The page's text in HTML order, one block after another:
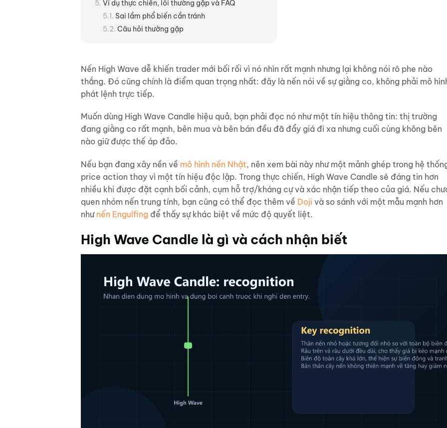
Ví dụ thực chiến, lỗi thường gặp và FAQ
Sai lầm phổ biến cần tránh
Câu hỏi thường gặp
Nến High Wave dễ khiến trader mới bối rối vì nó nhìn rất mạnh nhưng lại không nói rõ phe nào
thắng. Đó cũng chính là điểm quan trọng nhất: đây là nến nói về sự giằng co, không phải mô
phát lệnh trực tiếp.
Muốn dùng High Wave Candle hiệu quả, bạn phải đọc nó như một tín hiệu thông tin: thị trường
đang giằng co rất mạnh, bên mua và bên bán đều đã đẩy giá đi xa nhưng cuối cùng không bên
nào giữ được thế áp đảo.
Nếu bạn đang xây nền về mô hình nến Nhật, nên xem bài này như một mảnh ghép trong hệ
price action thay vì một tín hiệu độc lập. Trong thực chiến, High Wave Candle sẽ đáng tin hơn
nhiều khi được đặt cạnh bối cảnh, cụm hỗ trợ/kháng cự và xác nhận tiếp theo của giá. Nếu
quen nhóm nến trung tính, bạn cũng có thể đọc thêm về Doji và so sánh với một mẫu mạnh hơn
như nến Engulfing để thấy sự khác biệt về mức độ quyết liệt.
High Wave Candle là gì và cách nhận biết